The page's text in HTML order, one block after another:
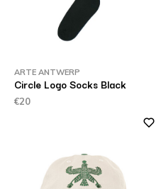
ARTE ANTWERP
Circle Logo Socks Black
€20